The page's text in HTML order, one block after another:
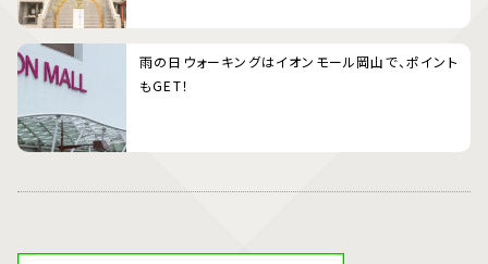
雨の日ウォーキングはイオンモール岡山で、ポイント
もGET！